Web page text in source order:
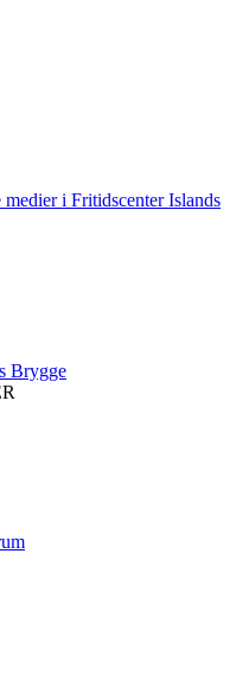
i Fritidscenter Islands
Brygge